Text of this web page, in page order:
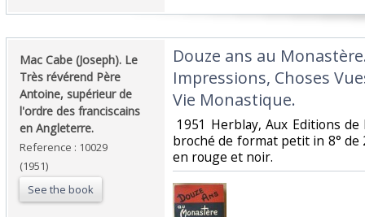
‎Mac Cabe (Joseph). Le
Très révérend Père
Antoine, supérieur de
l'ordre des franciscains
en Angleterre.‎
Reference : 10029
(1951)
See the book
‎Douze ans au
Impressions, Choses
Vie Monastique.‎
1951 Herblay, Aux Editions
broché de format petit in 8°
en rouge et noir. ‎